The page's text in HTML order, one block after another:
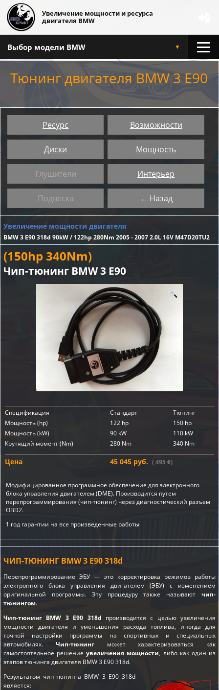
Увеличение мощности и ресурса
двигателя BMW
Выбор модели BMW ▼
Тюнинг двигателя BMW 3 E90
Ресурс Возможности
Диски Мощность
Глушители Интерьер
Подвеска ← Назад
Увеличение мощности двигателя
BMW 3 E90 318d 90kW / 122hp 280Nm 2005 - 2007 2.0L 16V M47D20TU2
(150hp 340Nm)
Чип-тюнинг BMW 3 E90
Спецификация Стандарт
Тюнинг
Мощность (hp)
122 hp
150 hp
Мощность (kW)
90 kW
110 kW
Крутящий момент (Nm)
280 Nm 340 Nm
Цена 45 045 руб. ( 495 €)
Модифицированное программное обеспечение для электронного
блока управления двигателем (DME). Производится путем
перепрограммирования (чип-тюнинг) через диагностический разъем
OBD2.
1 год гарантии на все произведенные работы
ЧИП-ТЮНИНГ BMW 3 E90 318d
Перепрограммирование ЭБУ — это корректировка режимов работы
электронного блока управления двигателем (ЭБУ) с изменением
оригинальной программы. Эту процедуру также называют чип-
тюнингом.
Чип-тюнинг BMW 3 E90 318d производится с целью увеличения
мощности двигателя и уменьшения расхода топлива, иногда для
точной настройки программы на спортивных и специальных
автомобилях. Чип-тюнингможет характеризоваться как
самостоятельное решениеувеличения мощности, либо как один из
этаповтюнинга двигателя BMW 3 E90 318d.
Результатом чип-тюнинга BMW 3 E90 318d
является: